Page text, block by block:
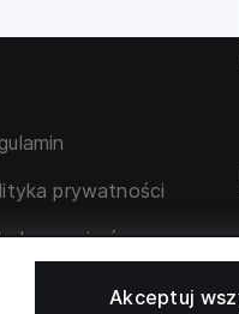
prywatności
rozmiarów
Akceptuj